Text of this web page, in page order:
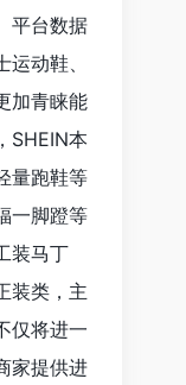
平台数据
动鞋、
加青睐能
SHEIN本
量跑鞋等
一脚蹬等
装马丁
装类，主
仅将进一
家提供进